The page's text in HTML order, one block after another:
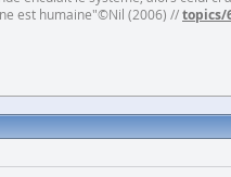
est humaine"©Nil (2006) //topics/